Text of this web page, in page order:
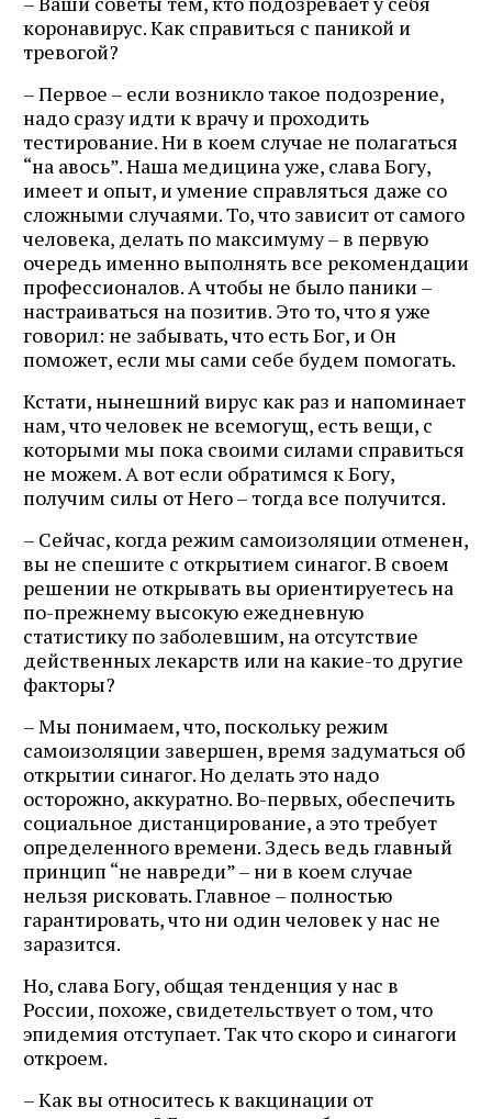
коронавирус. Как справиться с паникой и
тревогой?
– Первое – если возникло такое подозрение,
надо сразу идти к врачу и проходить
тестирование. Ни в коем случае не полагаться
“на авось”. Наша медицина уже, слава Богу,
имеет и опыт, и умение справляться даже со
сложными случаями. То, что зависит от самого
человека, делать по максимуму – в первую
очередь именно выполнять все рекомендации
профессионалов. А чтобы не было паники –
настраиваться на позитив. Это то, что я уже
говорил: не забывать, что есть Бог, и Он
поможет, если мы сами себе будем помогать.
Кстати, нынешний вирус как раз и напоминает
нам, что человек не всемогущ, есть вещи, с
которыми мы пока своими силами справиться
не можем. А вот если обратимся к Богу,
получим силы от Него – тогда все получится.
– Сейчас, когда режим самоизоляции отменен,
вы не спешите с открытием синагог. В своем
решении не открывать вы ориентируетесь на
по-прежнему высокую ежедневную
статистику по заболевшим, на отсутствие
действенных лекарств или на какие-то другие
факторы?
– Мы понимаем, что, поскольку режим
самоизоляции завершен, время задуматься об
открытии синагог. Но делать это надо
осторожно, аккуратно. Во-первых, обеспечить
социальное дистанцирование, а это требует
определенного времени. Здесь ведь главный
принцип “не навреди” – ни в коем случае
нельзя рисковать. Главное – полностью
гарантировать, что ни один человек у нас не
заразится.
Но, слава Богу, общая тенденция у нас в
России, похоже, свидетельствует о том, что
эпидемия отступает. Так что скоро и синагоги
откроем.
– Как вы относитесь к вакцинации от